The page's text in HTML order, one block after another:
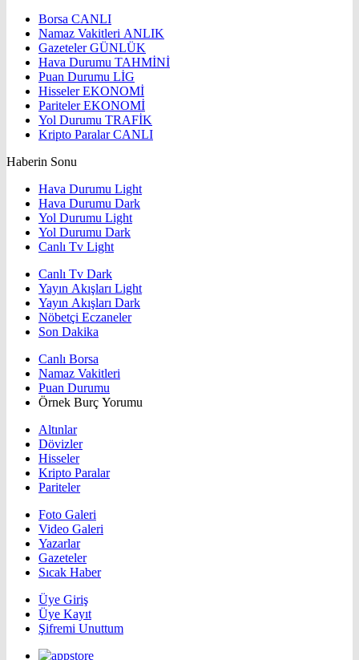
Borsa CANLI
Namaz Vakitleri ANLIK
GazetelerGÜNLÜK
Hava Durumu TAHMİNİ
Puan Durumu LİG
HisselerEKONOMİ
ParitelerEKONOMİ
Yol Durumu TRAFİK
Kripto ParalarCANLI
Haberin Sonu
Hava Durumu Light
Hava Durumu Dark
Yol Durumu Light
Yol Durumu Dark
Canlı Tv Light
Canlı Tv Dark
Yayın Akışları Light
Yayın Akışları Dark
Nöbetçi Eczaneler
Son Dakika
Canlı Borsa
Namaz Vakitleri
Puan Durumu
Örnek Burç Yorumu
Altınlar
Dövizler
Hisseler
Kripto Paralar
Pariteler
Foto Galeri
Video Galeri
Yazarlar
Gazeteler
Sıcak Haber
Üye Giriş
Üye Kayıt
Şifremi Unuttum